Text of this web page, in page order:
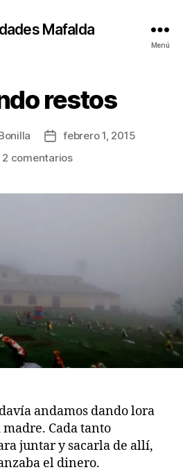
Mafalda
Menú
restos
Fecha
de
febrero 1, 2015
2 comentariosen
andamos dando lora
Cada tanto
juntar y sacarla de allí,
el dinero.